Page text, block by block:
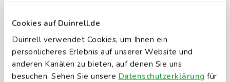
Cookies auf Duinrell.de
Duinrell verwendet Cookies, um Ihnen ein
persönlicheres Erlebnis auf unserer Website und
anderen Kanälen zu bieten, auf denen Sie uns
besuchen. Sehen Sie unsere Datenschutzerklärung für
Weitere Gastronomie entdecken